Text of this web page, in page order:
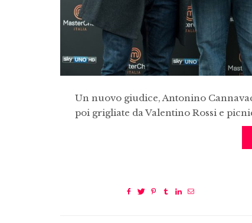
Un nuovo giudice, Antonino
poi grigliate da Valentino Rossi e